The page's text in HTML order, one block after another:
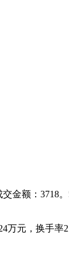
额：3718
元，换手率2